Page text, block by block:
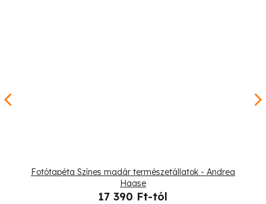
Fotótapéta Színes madár természetállatok - Andrea
Haase
17 390 Ft-tól